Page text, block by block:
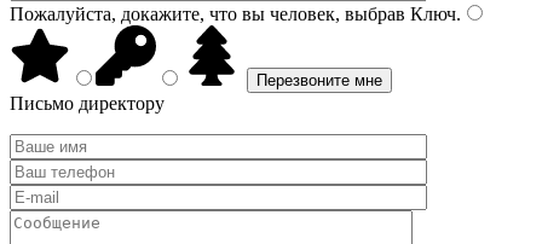
Пожалуйста, докажите, что вы человек, выбрав Ключ.
Письмо директору